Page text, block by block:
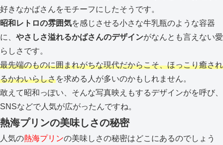
好きなかばさんをモチーフにしたそうです。
昭和レトロの雰囲気を感じさせる小さな牛乳瓶のような容器
に、 やさしさ溢れるかばさんのデザインがなんとも言えない愛
らしさです。
最先端のものに囲まれがちな現代だからこそ、ほっこり癒され
るかわいらしさを求める人が多いのかもしれません。
敢えて昭和っぽい、そんな写真映えもするデザインがを呼び、
SNSなどで人気が広がったんですね。
熱海プリンの美味しさの秘密
人気の熱海プリンの美味しさの秘密はどこにあるのでしょう